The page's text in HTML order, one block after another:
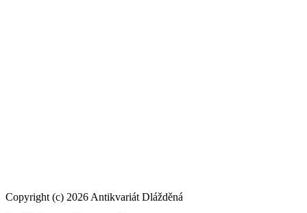
Copyright (c) 2026 Antikvariát Dlážděná